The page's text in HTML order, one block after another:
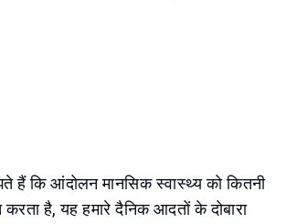
कि आंदोलन मानसिक स्वास्थ्य को कितनी
करता है, यह हमारे दैनिक आदतों के दोबारा